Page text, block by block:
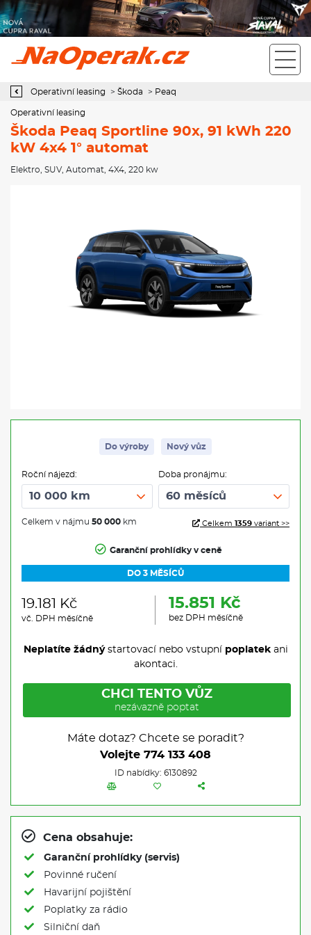
Operativní leasing Škoda Peaq Sportline 90x, 91 kWh 220 kW 4x4
Operativní leasing > Škoda > Peaq
Operativní leasing
Škoda Peaq Sportline 90x, 91 kWh 220
kW 4x4 1° automat
Elektro SUV, Automat 4X4 , 220 kw
Do výroby Nový vůz
Roční nájezd:
Celkem v nájmu 50 000 km
Doba pronájmu:
Celkem 1359 variant >>
Garanční prohlídky v ceně
DO 3 MĚSÍCŮ
19.181 Kč
vč. DPH měsíčně
15.851 Kč
bez DPH měsíčně
Neplatíte žádnýstartovací nebo vstupní poplatekani
akontaci.
CHCI TENTO VŮZ
nezávazně poptat
Máte dotaz? Chcete se poradit?
Volejte 774 133 408
ID nabídky: 6130892
Cena obsahuje:
Garanční prohlídky (servis)
Povinné ručení
Havarijní pojištění
Poplatky za rádio
Silniční daň